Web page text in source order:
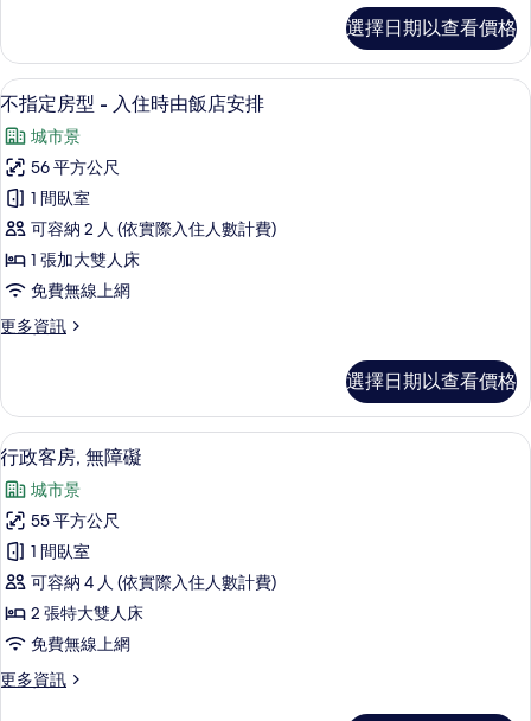
房
型
依
飯
店
現
場
安
排)
的
相
片
家
庭
套
(入
住
房
型
依
飯
店
現
安
詳
情
選擇日期以查看價格
顯
示
不
指
定
房
型
入
時
由
飯
店
安
排
的
所
有
相
客房內保險箱、書桌、隔音、免費無線
13
不指定房型 - 入住時由飯店安排
城市景
56 平方公尺
1 間臥室
可容納 2 人 (依實際入住人數計費)
1 張加大雙人床
免費無線上網
更多資訊
更
定
房
型
-
入
住
時
由
飯
店
安
排
詳
選擇日期以查看價格
顯
示
行
政
客
房,
無
障
礙
客房內保險箱、書桌、隔音、免費無線
6
行政客房, 無障礙
城市景
55 平方公尺
1 間臥室
可容納 4 人 (依實際入住人數計費)
2 張特大雙人床
免費無線上網
更多資訊
更